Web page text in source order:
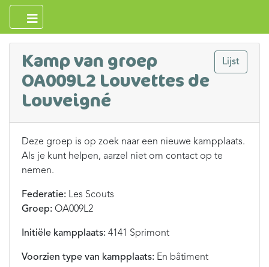
Lijst
Kamp van groep
OA009L2 Louvettes de
Louveigné
Deze groep is op zoek naar een nieuwe kampplaats.
Als je kunt helpen, aarzel niet om contact op te
nemen.
Federatie: Les Scouts
Groep: OA009L2
Initiële kampplaats: 4141 Sprimont
Voorzien type van kampplaats: En bâtiment